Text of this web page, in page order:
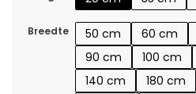
Breedte 50 cm 60 cm
90 cm
100 cm
140 cm
180 cm